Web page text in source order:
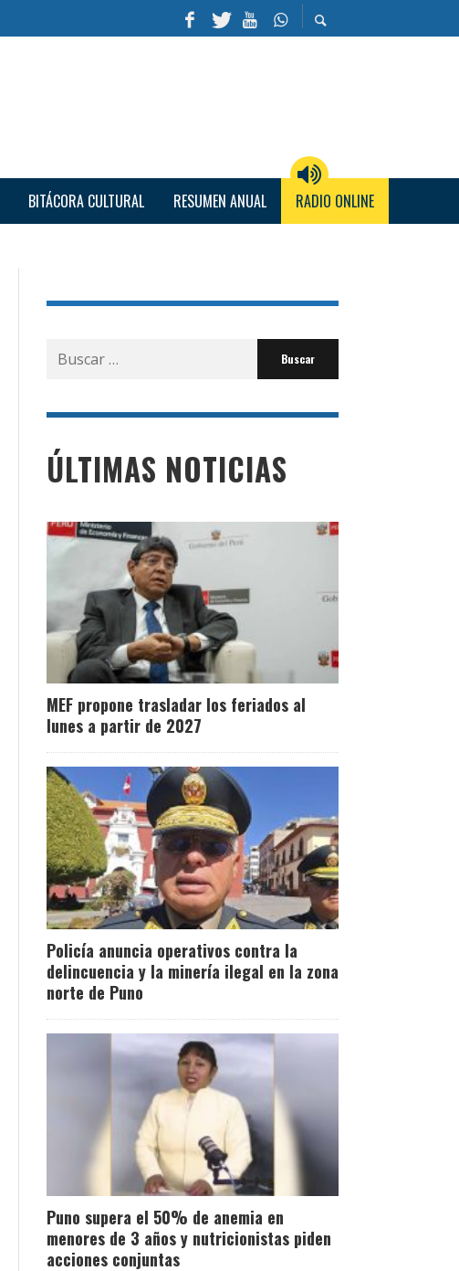
BITÁCORA CULTURAL RESUMEN ANUAL RADIO ONLINE
Buscar
por:
ÚLTIMAS NOTICIAS
MEF propone trasladar los feriados al
lunes a partir de 2027
Policía anuncia operativos contra la
delincuencia y la minería ilegal en la zona
norte de Puno
Puno supera el 50% de anemia en
menores de 3 años y nutricionistas piden
acciones conjuntas